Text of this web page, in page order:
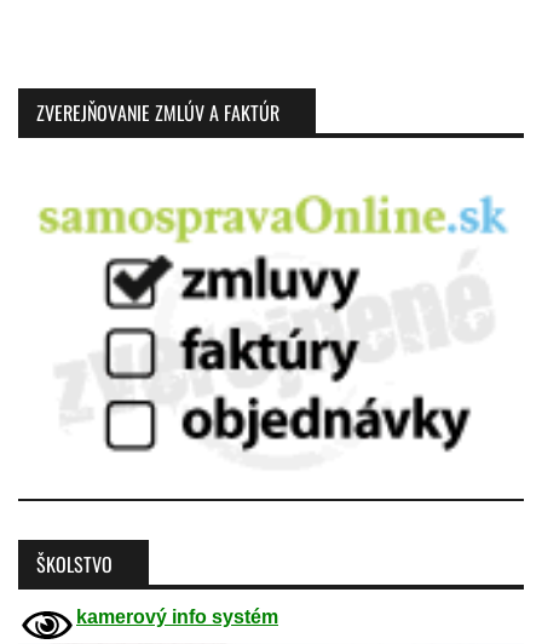
ZVEREJŇOVANIE ZMLÚV A FAKTÚR
ŠKOLSTVO
kamerový info systém